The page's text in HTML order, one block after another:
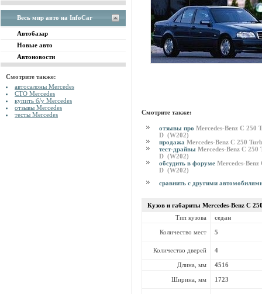
Весь мир авто на InfoCar
Автобазар
Новые авто
Автоновости
Смотрите также:
автосалоны Mercedes
СТО Mercedes
купить б/у Mercedes
отзывы Mercedes
тесты Mercedes
Смотрите также:
отзывы про Mercedes-Benz C 250
D (W202)
продажа Mercedes-Benz C 250
тест-драйвы Mercedes-Benz C 250
D (W202)
обсудить в форуме Mercedes-
D (W202)
сравнить с другими
Кузов и габариты Mercedes-Benz C
Тип кузова
седан
Количество мест 5
Количество дверей 4
Длина, мм 4516
Ширина, мм 1723